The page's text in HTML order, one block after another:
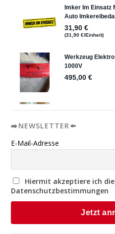
➡️NEWSLETTER⬅️
E-Mail-Adresse
Hiermit akzeptiere ich die
Datenschutzbestimmungen